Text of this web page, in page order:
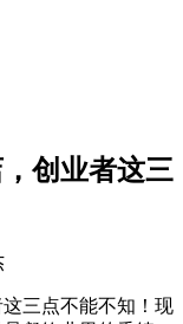
创业者这三
三点不能不知！现